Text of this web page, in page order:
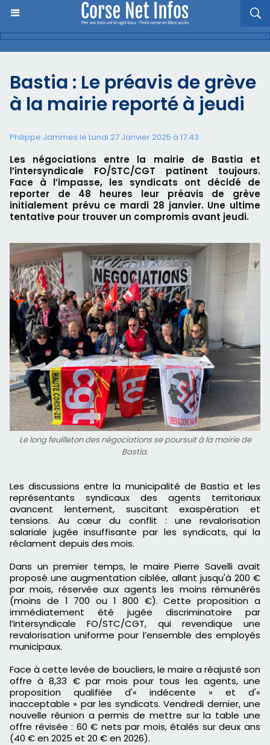
Bastia : Le préavis de grève
à la mairie reporté à jeudi
Philippe Jammes le Lundi 27 Janvier 2025 à 17:43
Les négociations entre la mairie de Bastia et
l’intersyndicale FO/STC/CGT patinent toujours.
Face à l’impasse, les syndicats ont décidé de
reporter de 48 heures leur préavis de grève
initialement prévu ce mardi 28 janvier. Une ultime
tentative pour trouver un compromis avant jeudi.
Le long feuilleton des négociations se poursuit à la mairie de
Bastia.
Les discussions entre la municipalité de Bastia et les
représentants syndicaux des agents territoriaux
avancent lentement, suscitant exaspération et
tensions. Au cœur du conflit : une revalorisation
salariale jugée insuffisante par les syndicats, qui la
réclament depuis des mois.
Dans un premier temps, le maire Pierre Savelli avait
proposé une augmentation ciblée, allant jusqu'à 200 €
par mois, réservée aux agents les moins rémunérés
(moins de 1 700 ou 1 800 €). Cette proposition a
immédiatement été jugée discriminatoire par
l’intersyndicale FO/STC/CGT, qui revendique une
revalorisation uniforme pour l’ensemble des employés
municipaux.
Face à cette levée de boucliers, le maire a réajusté son
offre à 8,33 € par mois pour tous les agents, une
proposition qualifiée d'« indécente » et d'«
inacceptable » par les syndicats. Vendredi dernier, une
nouvelle réunion a permis de mettre sur la table une
offre révisée : 60 € nets par mois, étalés sur deux ans
(40 € en 2025 et 20 € en 2026).